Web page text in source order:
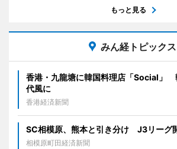
もっと見る
みん経トピックス
香港・九龍塘に韓国料理店「Social」
代風に
香港経済新聞
SC相模原、熊本と引き分け J3リーグ
相模原町田経済新聞